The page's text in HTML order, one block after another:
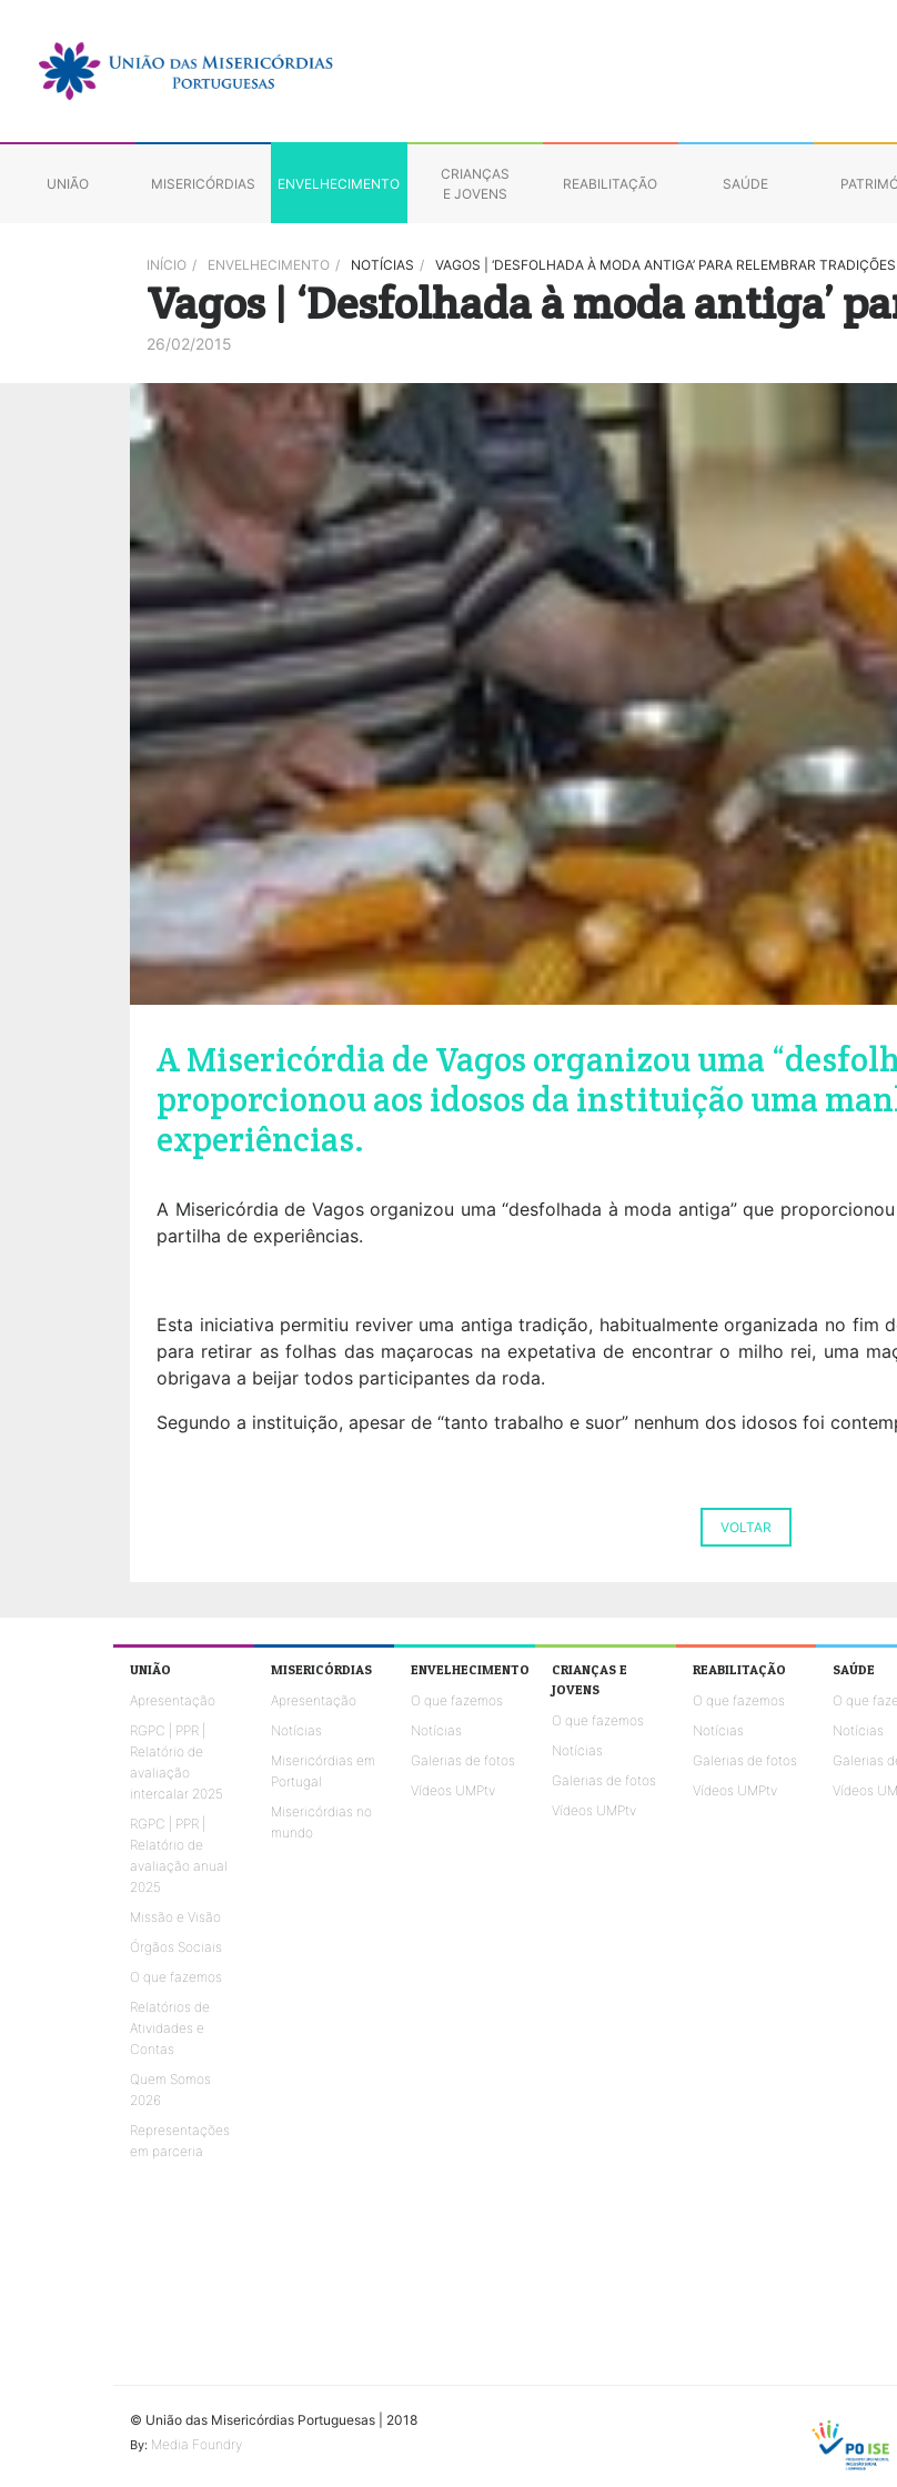
UNIÃO MISERICÓRDIAS ENVELHECIMENTO
CRIANÇAS
E JOVENS
REABILITAÇÃO SAÚDE
INÍCIO / ENVELHECIMENTO / NOTÍCIAS / VAGOS | ‘DESFOLHADA À MODA ANTIGA’ PARA RELEMBRAR TRADIÇÕES
Vagos | ‘Desfolhada à moda antiga’
26/02/2015
A Misericórdia de Vagos organizou uma
proporcionou aos idosos da instituição uma
experiências.
A Misericórdia de Vagos organizou uma “desfolhada à moda antiga” que
partilha de experiências.
Esta iniciativa permitiu reviver uma antiga tradição, habitualmente organizada no fim
para retirar as folhas das maçarocas na expetativa de encontrar o milho rei, uma
obrigava a beijar todos participantes da roda.
Segundo a instituição, apesar de “tanto trabalho e suor” nenhum dos idosos foi
VOLTAR
UNIÃO
Apresentação
RGPC | PPR |
Relatório de
avaliação
intercalar 2025
RGPC | PPR |
Relatório de
avaliação anual
2025
Missão e Visão
Órgãos Sociais
O que fazemos
Relatórios de
Atividades e
Contas
Quem Somos
2026
Representações
em parceria
MISERICÓRDIAS
Apresentação
Notícias
Misericórdias em
Portugal
Misericórdias no
mundo
ENVELHECIMENTO
O que fazemos
Notícias
Galerias de fotos
Vídeos UMPtv
CRIANÇAS E
JOVENS
O que fazemos
Notícias
Galerias de fotos
Vídeos UMPtv
REABILITAÇÃO
O que fazemos
Notícias
Galerias de fotos
Vídeos UMPtv
SAÚDE
O que
Notícias
Galerias
Vídeos
© União das Misericórdias Portuguesas | 2018
By: Media Foundry